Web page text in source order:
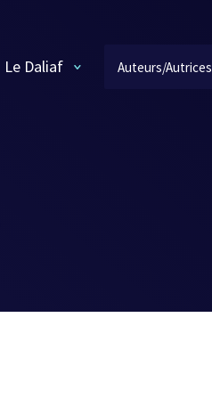
Le Daliaf Auteurs/Autrices